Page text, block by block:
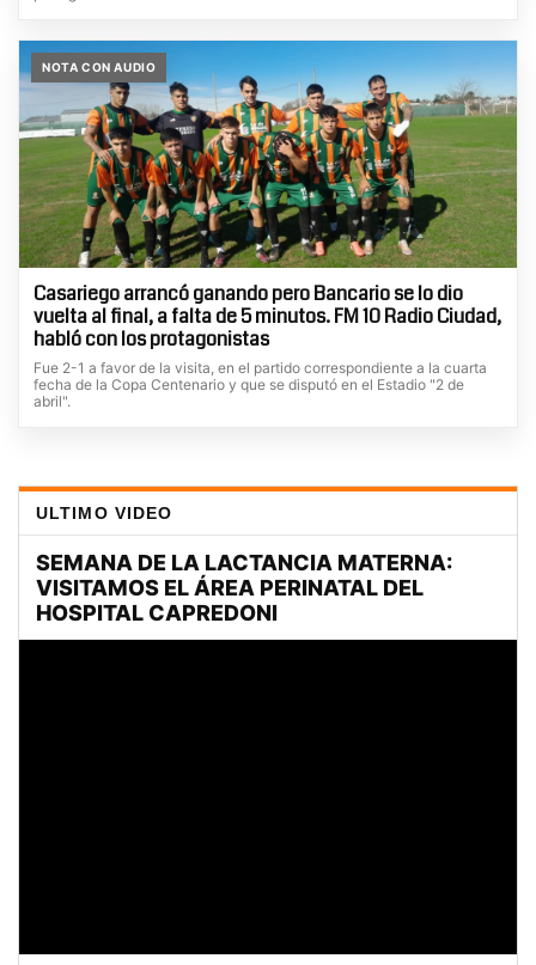
NOTA CON AUDIO
Casariego arrancó ganando pero Bancario se lo dio
vuelta al final, a falta de 5 minutos. FM 10 Radio Ciudad,
habló con los protagonistas
Fue 2-1 a favor de la visita, en el partido correspondiente a la cuarta
fecha de la Copa Centenario y que se disputó en el Estadio "2 de
abril".
ULTIMO VIDEO